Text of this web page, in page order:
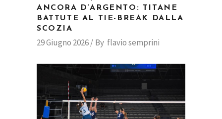
ANCORA D’ARGENTO: TITANE
BATTUTE AL TIE-BREAK DALLA
SCOZIA
29 Giugno 2026 By flavio semprini